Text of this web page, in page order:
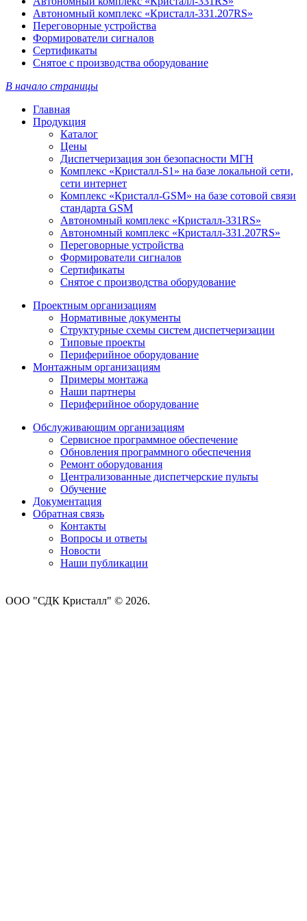
Автономный комплекс «Кристалл-331.207RS»
Переговорные устройства
Формирователи сигналов
Сертификаты
Снятое с производства оборудование
В начало страницы
Главная
Продукция
Каталог
Цены
Диспетчеризация зон безопасности МГН
Комплекс «Кристалл-S1» на базе локальной сети,
сети интернет
Комплекс «Кристалл-GSM» на базе сотовой связи
стандарта GSM
Автономный комплекс «Кристалл-331RS»
Автономный комплекс «Кристалл-331.207RS»
Переговорные устройства
Формирователи сигналов
Сертификаты
Снятое с производства оборудование
Проектным организациям
Нормативные документы
Структурные схемы систем диспетчеризации
Типовые проекты
Периферийное оборудование
Монтажным организациям
Примеры монтажа
Наши партнеры
Периферийное оборудование
Обслуживающим организациям
Сервисное программное обеспечение
Обновления программного обеспечения
Ремонт оборудования
Централизованные диспетчерские пульты
Обучение
Документация
Обратная связь
Контакты
Вопросы и ответы
Новости
Наши публикации
ООО "СДК Кристалл" © 2026.